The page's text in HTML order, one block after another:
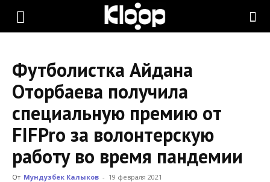
KLOOP.KG
Новости
Кыргызстана
Футболистка Айдана
Оторбаева получила
специальную премию от
FIFPro за волонтерскую
работу во время пандемии
От Мундузбек Калыков - 19 февраля 2021